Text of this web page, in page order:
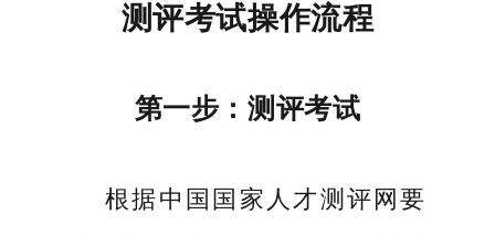
测评考试操作流程
第一步：测评考试
根据中国国家人才测评网要